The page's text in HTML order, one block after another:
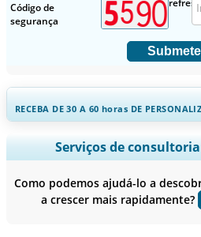
Código de
segurança
RECEBA DE 30 A 60 horas DE
Ampliar a cobertura regional e por
Perfis de empresas, Benchmarking
Personalizar
Serviços de
Como podemos ajudá-lo a
a crescer mais rapidamente?